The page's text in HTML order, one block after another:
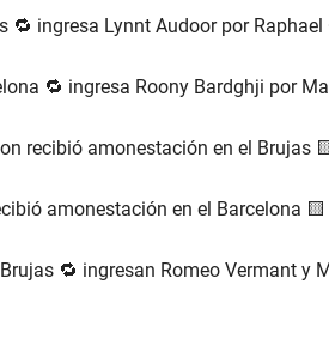
🔁 ingresa Lynnt Audoor por Raphael
🔁 ingresa Roony Bardghji por
recibió amonestación en el Brujas
amonestación en el Barcelona 🟨
🔁 ingresan Romeo Vermant y